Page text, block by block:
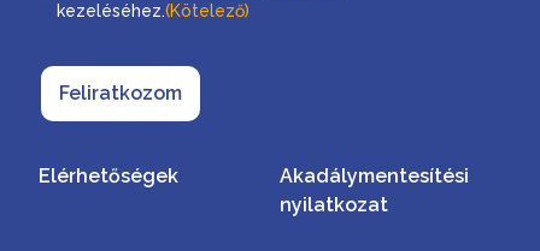
kezeléséhez.(Kötelező)
Feliratkozom
Elérhetőségek
Akadálymentesítési
nyilatkozat